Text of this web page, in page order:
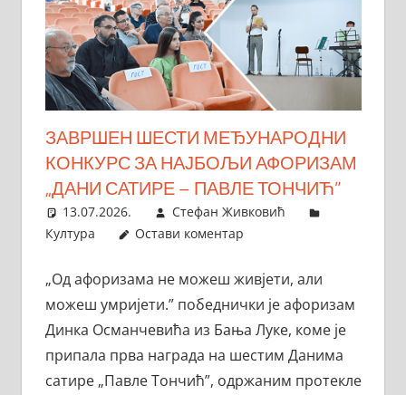
ЗАВРШЕН ШЕСТИ МЕЂУНАРОДНИ
КОНКУРС ЗА НАЈБОЉИ АФОРИЗАМ
„ДАНИ САТИРЕ – ПАВЛЕ ТОНЧИЋ”
13.07.2026.
Стефан Живковић
Култура
Остави коментар
„Од афоризама не можеш живјети, али
можеш умријети.” победнички је афоризам
Динка Османчевића из Бања Луке, коме је
припала прва награда на шестим Данима
сатире „Павле Тончић”, одржаним протекле